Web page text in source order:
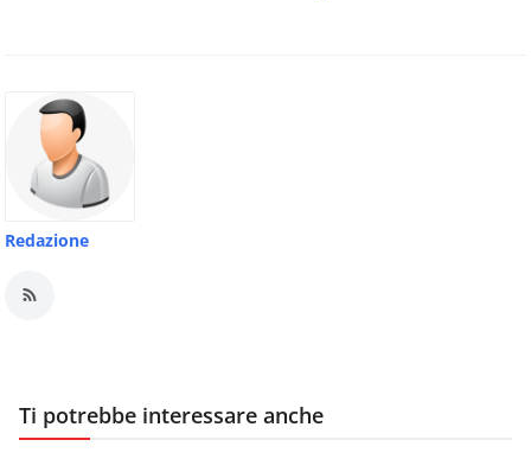
Redazione
Ti potrebbe interessare anche